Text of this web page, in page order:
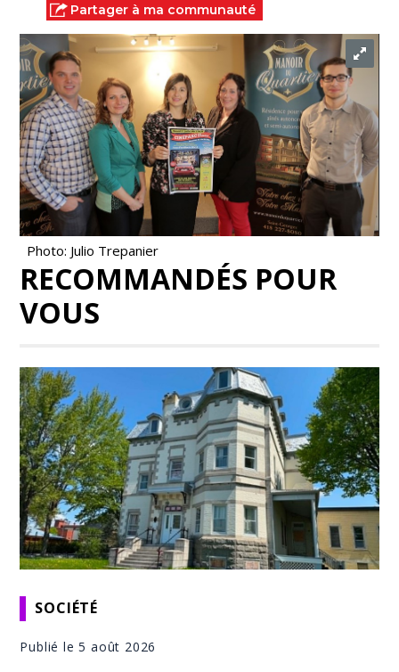
Partager à ma communauté
Photo: Julio Trepanier
RECOMMANDÉS POUR
VOUS
SOCIÉTÉ
Publié le 5 août 2026